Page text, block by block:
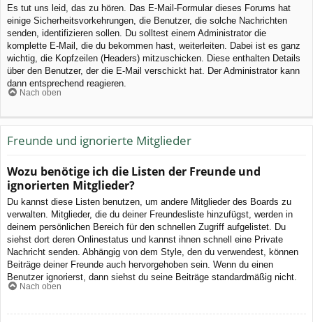
Es tut uns leid, das zu hören. Das E-Mail-Formular dieses Forums hat
einige Sicherheitsvorkehrungen, die Benutzer, die solche Nachrichten
senden, identifizieren sollen. Du solltest einem Administrator die
komplette E-Mail, die du bekommen hast, weiterleiten. Dabei ist es ganz
wichtig, die Kopfzeilen (Headers) mitzuschicken. Diese enthalten Details
über den Benutzer, der die E-Mail verschickt hat. Der Administrator kann
dann entsprechend reagieren.
Nach oben
Freunde und ignorierte Mitglieder
Wozu benötige ich die Listen der Freunde und
ignorierten Mitglieder?
Du kannst diese Listen benutzen, um andere Mitglieder des Boards zu
verwalten. Mitglieder, die du deiner Freundesliste hinzufügst, werden in
deinem persönlichen Bereich für den schnellen Zugriff aufgelistet. Du
siehst dort deren Onlinestatus und kannst ihnen schnell eine Private
Nachricht senden. Abhängig von dem Style, den du verwendest, können
Beiträge deiner Freunde auch hervorgehoben sein. Wenn du einen
Benutzer ignorierst, dann siehst du seine Beiträge standardmäßig nicht.
Nach oben